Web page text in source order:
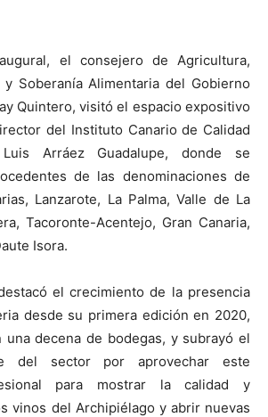
el consejero de Agricultura,
y Soberanía Alimentaria del Gobierno
Quintero, visitó el espacio expositivo
del Instituto Canario de Calidad
Luis Arráez Guadalupe, donde se
de las denominaciones de
Lanzarote, La Palma, Valle de La
Tacoronte-Acentejo, Gran Canaria,
Isora.
el crecimiento de la presencia
desde su primera edición en 2020,
una decena de bodegas, y subrayó el
del sector por aprovechar este
para mostrar la calidad y
vinos del Archipiélago y abrir nuevas